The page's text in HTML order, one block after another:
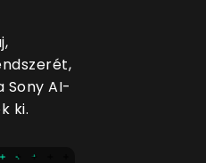
Sony AI-
ki.